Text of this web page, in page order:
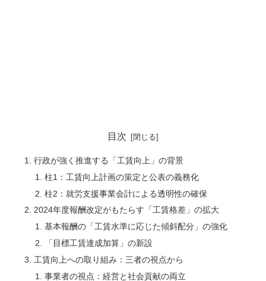
目次
行政が強く推進する「工賃向上」の背景
柱1：工賃向上計画の策定と公表の義務化
柱2：就労支援事業会計による透明性の確保
2024年度報酬改定がもたらす「工賃格差」の拡大
基本報酬の「工賃水準に応じた傾斜配分」の強化
「目標工賃達成加算」の新設
工賃向上への取り組み：三者の視点から
事業者の視点：経営と社会貢献の両立